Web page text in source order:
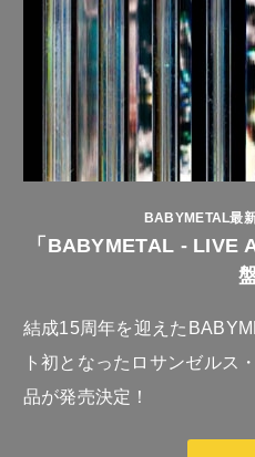
BABYMETAL最
「BABYMETAL - LIVE
結成15周年を迎えた
ト初となったロサンゼルス
品が発売決定！